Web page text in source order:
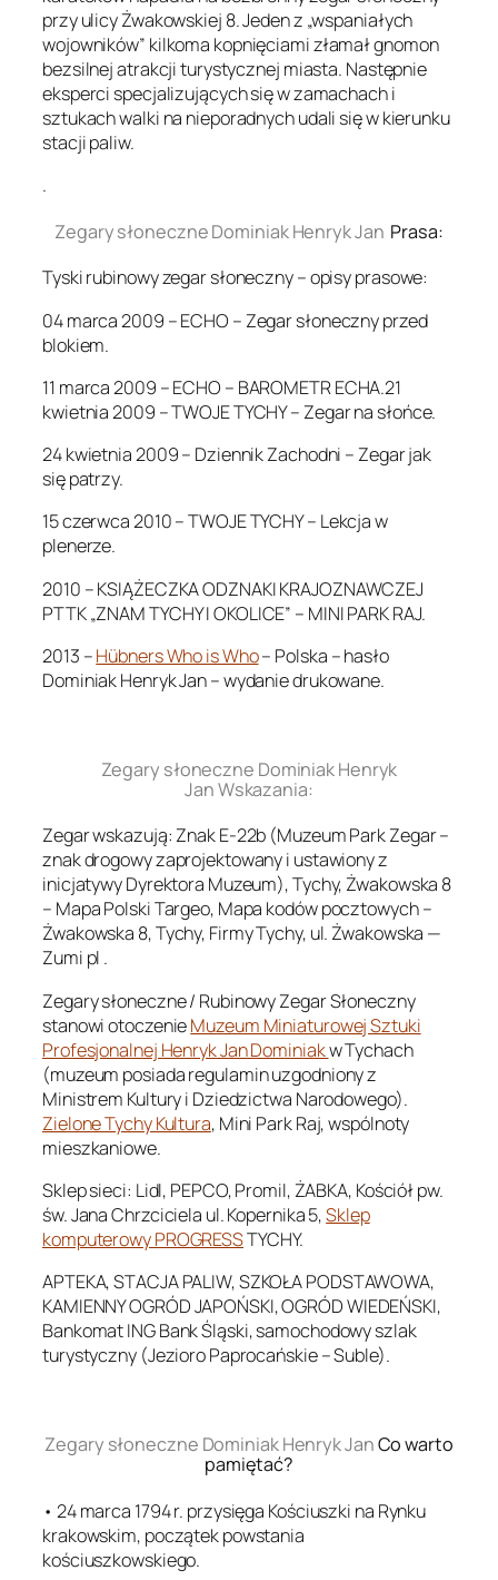
przy ulicy Żwakowskiej 8. Jeden z „wspaniałych
wojowników” kilkoma kopnięciami złamał gnomon
bezsilnej atrakcji turystycznej miasta. Następnie
eksperci specjalizujących się w zamachach i
sztukach walki na nieporadnych udali się w kierunku
stacji paliw.
.
Zegary słoneczne Dominiak Henryk Jan Prasa:
Tyski rubinowy zegar słoneczny – opisy prasowe:
04 marca 2009 – ECHO – Zegar słoneczny przed
blokiem.
11 marca 2009 – ECHO – BAROMETR ECHA.21
kwietnia 2009 – TWOJE TYCHY – Zegar na słońce.
24 kwietnia 2009 – Dziennik Zachodni – Zegar jak
się patrzy.
15 czerwca 2010 – TWOJE TYCHY – Lekcja w
plenerze.
2010 – KSIĄŻECZKA ODZNAKI KRAJOZNAWCZEJ
PTTK „ZNAM TYCHY I OKOLICE” – MINI PARK RAJ.
2013 –Hübners Who is Who– Polska – hasło
Dominiak Henryk Jan – wydanie drukowane.
Zegary słoneczne Dominiak Henryk
Jan Wskazania:
Zegar wskazują: Znak E-22b (Muzeum Park Zegar –
znak drogowy zaprojektowany i ustawiony z
inicjatywy Dyrektora Muzeum), Tychy, Żwakowska 8
– Mapa Polski Targeo, Mapa kodów pocztowych –
Żwakowska 8, Tychy, Firmy Tychy, ul. Żwakowska —
Zumi pl .
Zegary słoneczne / Rubinowy Zegar Słoneczny
stanowi otoczenieMuzeum Miniaturowej Sztuki
Profesjonalnej Henryk Jan Dominiakw Tychach
(muzeum posiada regulamin uzgodniony z
Ministrem Kultury i Dziedzictwa Narodowego).
Zielone Tychy Kultura, Mini Park Raj, wspólnoty
mieszkaniowe.
Sklep sieci: Lidl, PEPCO, Promil, ŻABKA, Kościół pw.
św. Jana Chrzciciela ul. Kopernika 5,Sklep
komputerowy PROGRESSTYCHY.
APTEKA, STACJA PALIW, SZKOŁA PODSTAWOWA,
KAMIENNY OGRÓD JAPOŃSKI, OGRÓD WIEDEŃSKI,
Bankomat ING Bank Śląski, samochodowy szlak
turystyczny (Jezioro Paprocańskie – Suble).
Zegary słoneczne Dominiak Henryk JanCo warto
pamiętać?
• 24 marca 1794 r. przysięga Kościuszki na Rynku
krakowskim, początek powstania
kościuszkowskiego.